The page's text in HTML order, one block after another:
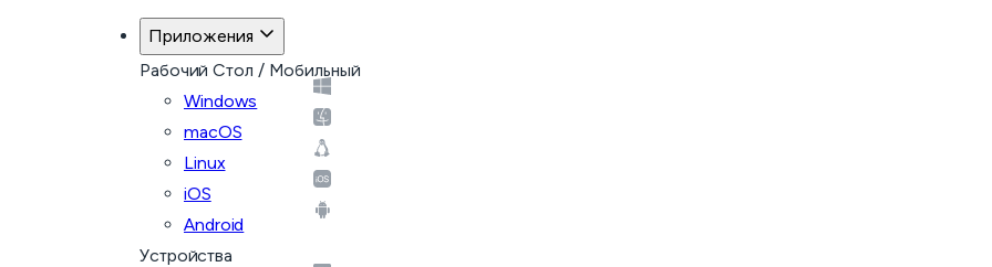
Приложения
Рабочий Стол / Мобильный
Windows
macOS
Linux
iOS
Android
Устройства